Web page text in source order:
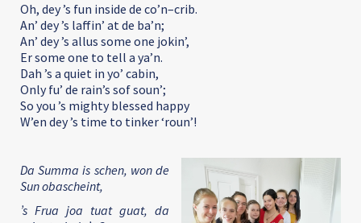
Oh, dey ’s fun inside de co’n–crib.
An’ dey ’s laffin’ at de ba’n;
An’ dey ’s allus some one jokin’,
Er some one to tell a ya’n.
Dah ’s a quiet in yo’ cabin,
Only fu’ de rain’s sof soun’;
So you ’s mighty blessed happy
W’en dey ’s time to tinker ‘roun’!
Da Summa is schen, won de
Sun obascheint,
’s Frua joa tuat guat, da